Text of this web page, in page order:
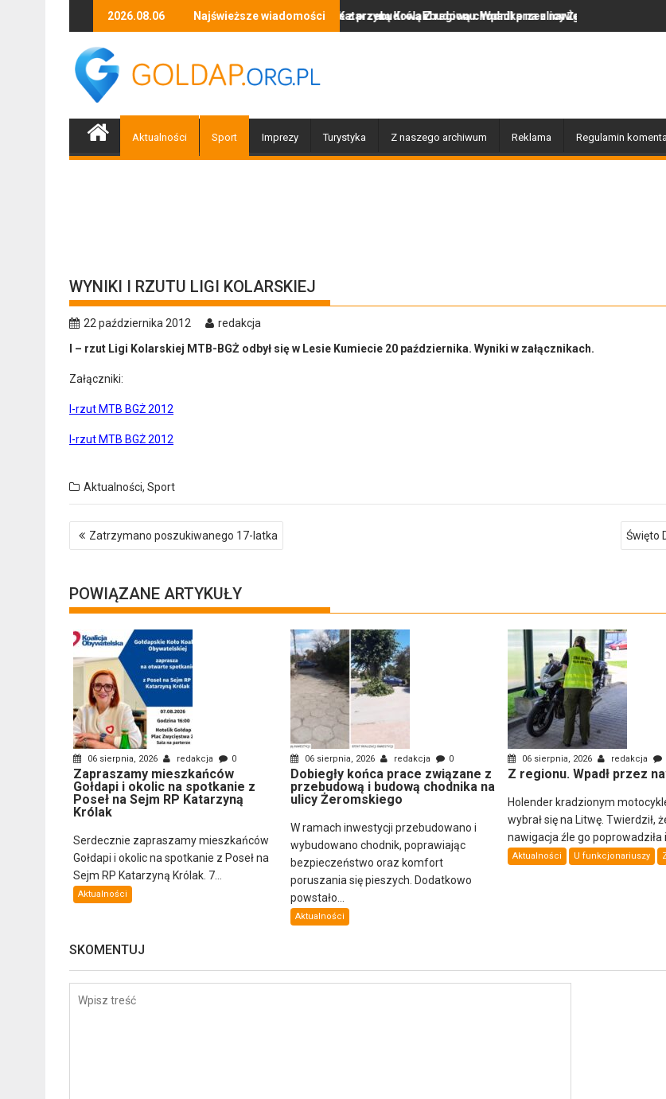
2026.08.06 Najświeższe wiadomości
i okolic na spotkanie z Poseł na Sejm RP Katarzyną Królak
Dobiegły końca prace związane z przebudową i budową chodnika na ulicy Żeromskiego
Z regionu. Wpadł przez nawigację
Aktualności Sport Imprezy Turystyka Z naszego archiwum Reklama Regulamin
WYNIKI I RZUTU LIGI KOLARSKIEJ
22 października 2012
redakcja
I – rzut Ligi Kolarskiej MTB-BGŻ odbył się w Lesie Kumiecie 20 października. Wyniki w załącznikach.
Załączniki:
I-rzut MTB BGŻ 2012
I-rzut MTB BGŻ 2012
Aktualności, Sport
Nawigacja
wpisu
Zatrzymano poszukiwanego 17-latka Święto
POWIĄZANE ARTYKUŁY
06 sierpnia, 2026 redakcja 0
Zapraszamy mieszkańców
Gołdapi i okolic na spotkanie z
Poseł na Sejm RP Katarzyną
Królak
Serdecznie zapraszamy mieszkańców
Gołdapi i okolic na spotkanie z Poseł na
Sejm RP Katarzyną Królak. 7...
Aktualności
06 sierpnia, 2026 redakcja 0
Dobiegły końca prace związane z
przebudową i budową chodnika na
ulicy Żeromskiego
W ramach inwestycji przebudowano i
wybudowano chodnik, poprawiając
bezpieczeństwo oraz komfort
poruszania się pieszych. Dodatkowo
powstało...
Aktualności
06 sierpnia, 2026 redakcja
Z regionu. Wpadł przez
Holender kradzionym
wybrał się na Litwę. Twierdził,
nawigacja źle go poprowadziła i
Aktualności U funkcjonariuszy
SKOMENTUJ